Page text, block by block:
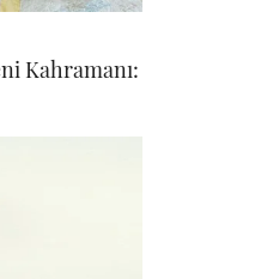
Kahramanı: